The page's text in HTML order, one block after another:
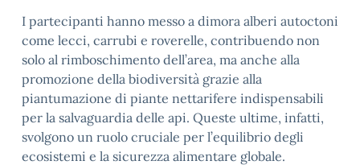
I partecipanti hanno messo a dimora alberi autoctoni
come lecci, carrubi e roverelle, contribuendo non
solo al rimboschimento dell’area, ma anche alla
promozione della biodiversità grazie alla
piantumazione di piante nettarifere indispensabili
per la salvaguardia delle api. Queste ultime, infatti,
svolgono un ruolo cruciale per l’equilibrio degli
ecosistemi e la sicurezza alimentare globale.